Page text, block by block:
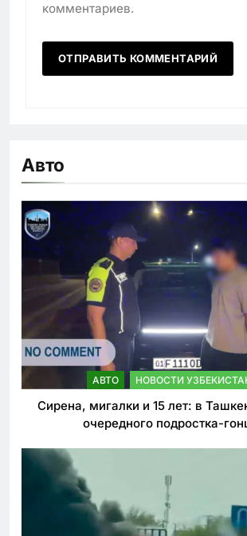
комментариев.
Авто
АВТО НОВОСТИ
Сирена, мигалки и 15 лет: в
очередного подростка-